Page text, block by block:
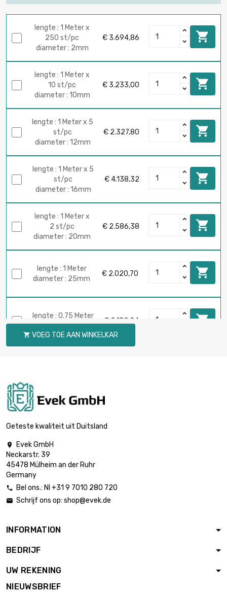
lengte : 1 Meter x
250 st/pc
diameter : 2mm
€ 3.694,86 
lengte : 1 Meter x
10 st/pc
diameter : 10mm
€ 3.233,00 
lengte : 1 Meter x 5
st/pc
diameter : 12mm
€ 2.327,80 
lengte : 1 Meter x 5
st/pc
diameter : 16mm
€ 4.138,32 
lengte : 1 Meter x
2 st/pc
diameter : 20mm
€ 2.586,38 
lengte : 1 Meter
diameter : 25mm
€ 2.020,70 
lengte : 0.75 Meter
diameter : 30mm
€ 2.182,24 
lengte : 0.4 Meter
lengte : 0.5 Meter
diameter : 40mm
lengte : 0.75 Meter
lengte : 0.3 Meter
 VOEG TOE AAN WINKELKAR
Geteste kwaliteit uit Duitsland

Evek GmbH
Neckarstr. 39
45478 Mülheim an der Ruhr
Germany
 Bel ons.: Nl +31 9 7010 280 720
 Schrijf ons op: shop@evek.de
INFORMATION
BEDRIJF
UW REKENING
NIEUWSBRIEF